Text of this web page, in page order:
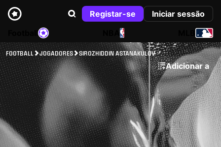
Registar-se
Iniciar sessão
NBA
FOOTBALL JOGADORES SIROZHIDDIN ASTANAKULOV
Adicionar a